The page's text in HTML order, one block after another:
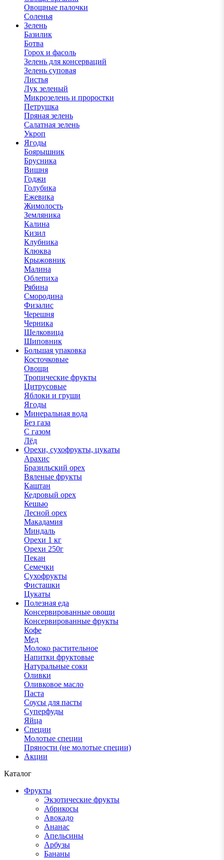
Овощные палочки
Соленья
Зелень
Базилик
Ботва
Горох и фасоль
Зелень для консерваций
Зелень суповая
Листья
Лук зеленый
Микрозелень и проростки
Петрушка
Пряная зелень
Салатная зелень
Укроп
Ягоды
Боярышник
Брусника
Вишня
Годжи
Голубика
Ежевика
Жимолость
Земляника
Калина
Кизил
Клубника
Клюква
Крыжовник
Малина
Облепиха
Рябина
Смородина
Физалис
Черешня
Черника
Шелковица
Шиповник
Большая упаковка
Косточковые
Овощи
Тропические фрукты
Цитрусовые
Яблоки и груши
Ягоды
Минеральная вода
Без газа
С газом
Лёд
Орехи, сухофрукты, цукаты
Арахис
Бразильский орех
Вяленые фрукты
Каштан
Кедровый орех
Кешью
Лесной орех
Макадамия
Миндаль
Орехи 1 кг
Орехи 250г
Пекан
Семечки
Сухофрукты
Фисташки
Цукаты
Полезная еда
Консервированные овощи
Консервированные фрукты
Кофе
Мед
Молоко растительное
Напитки фруктовые
Натуральные соки
Оливки
Оливковое масло
Паста
Соусы для пасты
Суперфуды
Яйца
Специи
Молотые специи
Пряности (не молотые специи)
Акции
Каталог
Фрукты
Экзотические фрукты
Абрикосы
Авокадо
Ананас
Апельсины
Арбузы
Бананы